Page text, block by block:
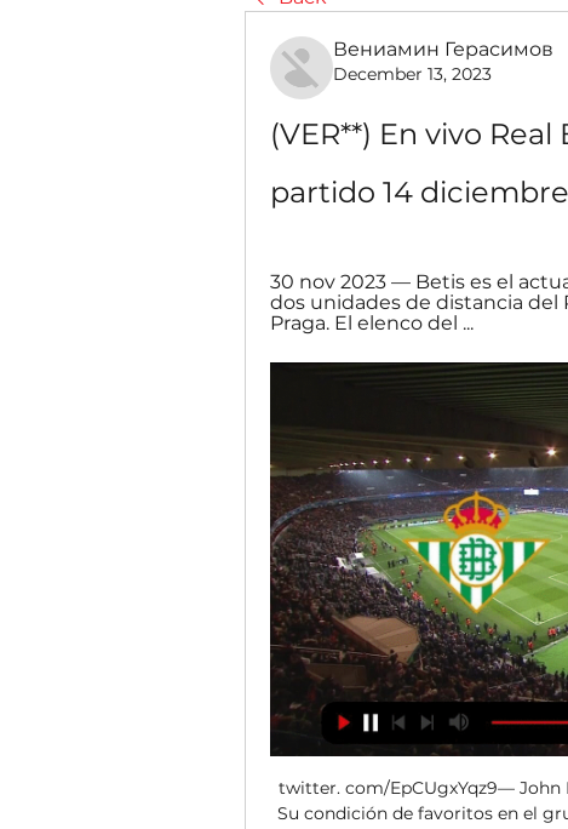
Вениамин Герасимов
December 13, 2023
(VER**) En vivo
partido 14
30 nov 2023 — Betis es el
dos unidades de distancia del
Praga. El elenco del ...
twitter. com/EpCUgxYqz9— John
Su condición de favoritos en el